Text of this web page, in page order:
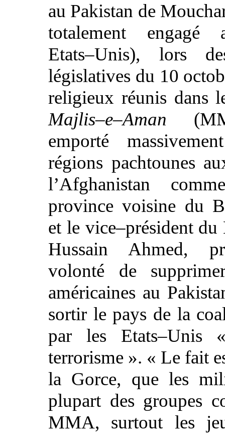
au Pakistan de
totalement engagé
Etats–Unis), lors
législatives du 10
religieux réunis dans
Majlis–e–Aman
emporté
régions pachtounes
l’Afghanistan
province voisine du
et le vice–président
Hussain Ahmed,
volonté de
américaines au
sortir le pays de la
par les Etats–Unis
terrorisme ». « Le fait
la Gorce, que les
plupart des groupes
MMA, surtout les